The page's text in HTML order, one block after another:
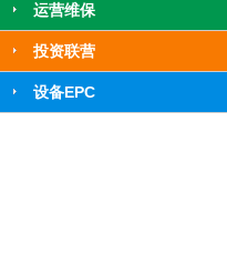
运营维保
投资联营
设备EPC